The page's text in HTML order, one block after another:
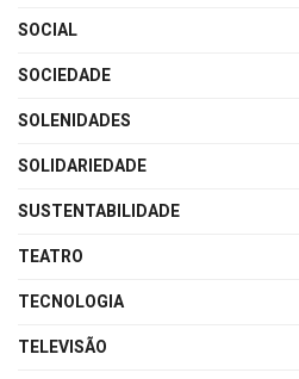
SOCIAL
SOCIEDADE
SOLENIDADES
SOLIDARIEDADE
SUSTENTABILIDADE
TEATRO
TECNOLOGIA
TELEVISÃO